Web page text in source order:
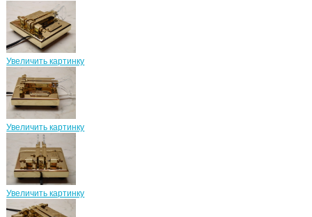
Увеличить картинку
Увеличить картинку
Увеличить картинку